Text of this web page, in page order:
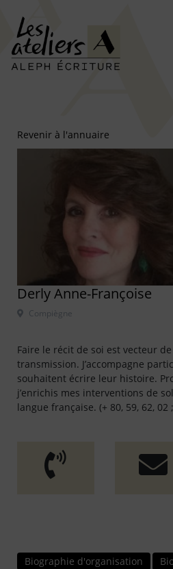
Revenir à l'annuaire
Derly Anne-Françoise
Faire le récit de soi est vecteur
transmission. J’accompagne
souhaitent écrire leur histoire.
j’enrichis mes interventions de
langue française. (+ 80, 59, 62, 02
Biographie d'organisation